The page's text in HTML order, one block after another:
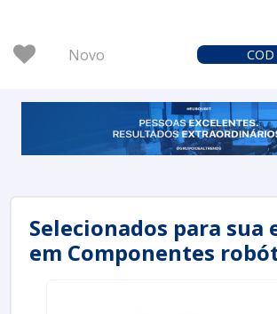
Novo
Selecionados para sua
em Componentes